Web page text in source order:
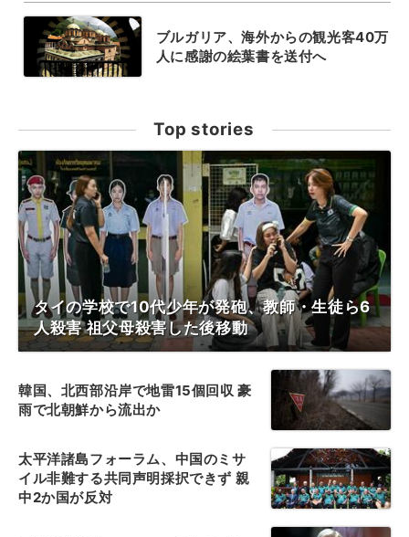
ブルガリア、海外からの観光客40万
人に感謝の絵葉書を送付へ
Top stories
タイの学校で10代少年が発砲、教師・生徒ら6
人殺害 祖父母殺害した後移動
韓国、北西部沿岸で地雷15個回収 豪
雨で北朝鮮から流出か
太平洋諸島フォーラム、中国のミサ
イル非難する共同声明採択できず 親
中2か国が反対